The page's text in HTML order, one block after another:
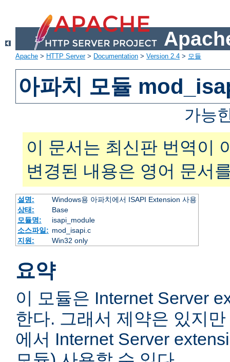
Apache > HTTP Server> Documentation > Version 2.4 > 모듈
아파치 모듈
가능
이 문서는 최신판 번역이
변경된 내용은 영어 문서
설명:
Windows용 아파치에서 ISAPI Extension 사용
상태:
Base
모듈명:
isapi_module
소스파일: mod_isapi.c
지원:
Win32 only
요약
이 모듈은 Internet Server
한다. 그래서 제약은 있지
에서 Internet Server